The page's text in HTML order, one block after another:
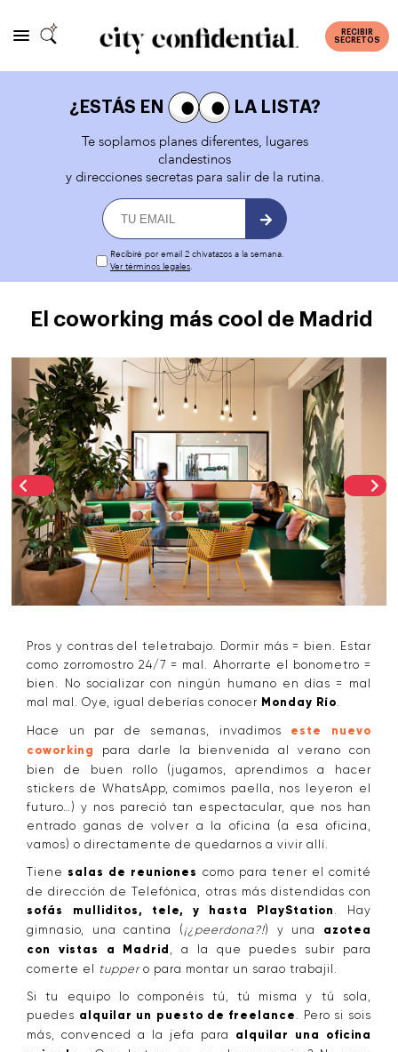
RECIBIR
SECRETOS
¿ESTÁS EN
LA LISTA?
Te soplamos planes diferentes, lugares
clandestinos
y direcciones secretas para salir de la rutina.
Recibiré por email 2 chivatazos a la semana.
Ver términos legales.
El coworking más cool de Madrid
Pros y contras del teletrabajo. Dormir más = bien. Estar
como zorromostro 24/7 = mal. Ahorrarte el bonometro =
bien. No socializar con ningún humano en días = mal
mal mal. Oye, igual deberías conocer Monday Río
Hace un par de semanas, invadimos este nuevo
coworking
para darle la bienvenida al verano con
bien de buen rollo (jugamos, aprendimos a hacer
stickers de WhatsApp, comimos paella, nos leyeron el
futuro…) y nos pareció tan espectacular, que nos han
entrado ganas de volver a la oficina (a esa oficina,
vamos) o directamente de quedarnos a vivir allí.
Tienesalas de reuniones como para tener el comité
de dirección de Telefónica, otras más distendidas con
sofás mulliditos, tele, y hasta PlayStation
. Hay
gimnasio, una cantina ( ¡¿peerdona?!) y una azotea
con vistas a Madrid
, a la que puedes subir para
comerte el
tuppero para montar un sarao trabajil.
Si tu equipo lo componéis tú, tú misma y tú sola,
puedes alquilar un puesto de freelance
. Pero si sois
más, convenced a la jefa para alquilar una oficina